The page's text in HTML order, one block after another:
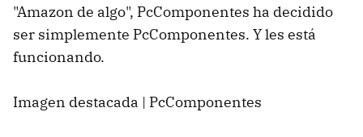
"Amazon de algo", PcComponentes ha decidido
ser simplemente PcComponentes. Y les está
funcionando.
Imagen destacada | PcComponentes